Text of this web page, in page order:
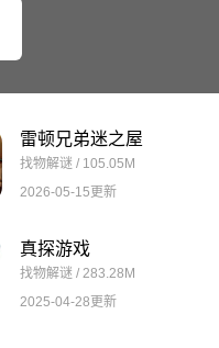
雷顿兄弟迷之屋
找物解谜 / 105.05M
2026-05-15更新
真探游戏
找物解谜 / 283.28M
2025-04-28更新